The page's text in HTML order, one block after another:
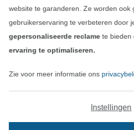
Wissel naar de Duitse shop
website te garanderen. Ze worden ook
gebruikerservaring te verbeteren door
gepersonaliseerde reclamete bieden
ervaring te optimaliseren.
Zie voor meer informatie ons
Instellingen